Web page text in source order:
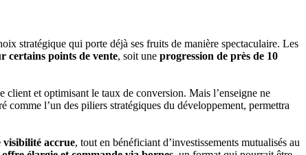
stratégique qui porte déjà ses fruits de manière spectaculaire. Les
certains points de vente, soit une progression de près de 10
client et optimisant le taux de conversion. Mais l’enseigne ne
comme l’un des piliers stratégiques du développement, permettra
visibilité accrue, tout en bénéficiant d’investissements mutualisés au